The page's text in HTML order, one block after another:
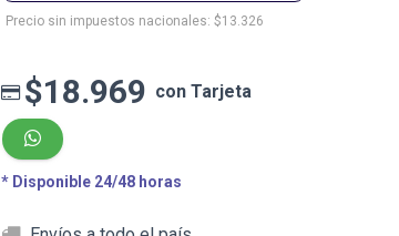
Precio sin impuestos nacionales: $13.326
$18.969 con Tarjeta
* Disponible 24/48 horas